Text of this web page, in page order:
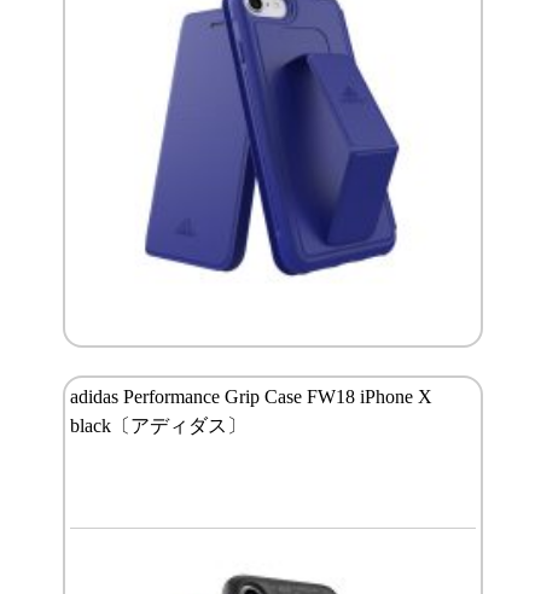
adidas Performance Grip Case FW18 iPhone X
black〔アディダス〕